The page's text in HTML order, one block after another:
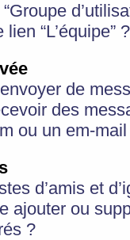
“Groupe
“L’équipe” ?
de
des
ou un em-
d’amis et
ajouter ou
?